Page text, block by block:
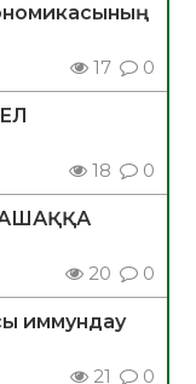
17 0
18 0
20 0
иммундау
21 0